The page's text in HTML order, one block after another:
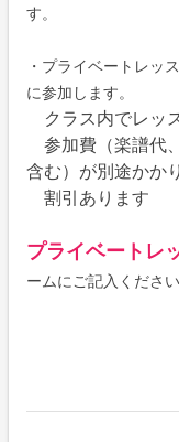
す。
・プライベートレッ
に参加します。
クラス内でレッ
参加費（楽譜代
含む）が別途かか
割引あります
プライベートレ
ームにご記入ください